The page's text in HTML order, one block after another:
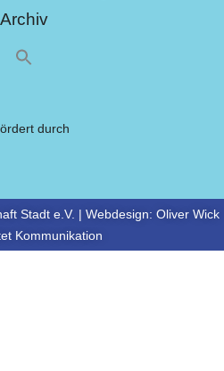
Archiv
durch
Stadt e.V. | Webdesign: Oliver Wick
Kommunikation